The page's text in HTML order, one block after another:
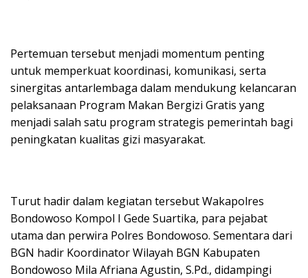
Pertemuan tersebut menjadi momentum penting
untuk memperkuat koordinasi, komunikasi, serta
sinergitas antarlembaga dalam mendukung kelancaran
pelaksanaan Program Makan Bergizi Gratis yang
menjadi salah satu program strategis pemerintah bagi
peningkatan kualitas gizi masyarakat.
Turut hadir dalam kegiatan tersebut Wakapolres
Bondowoso Kompol I Gede Suartika, para pejabat
utama dan perwira Polres Bondowoso. Sementara dari
BGN hadir Koordinator Wilayah BGN Kabupaten
Bondowoso Mila Afriana Agustin, S.Pd., didampingi